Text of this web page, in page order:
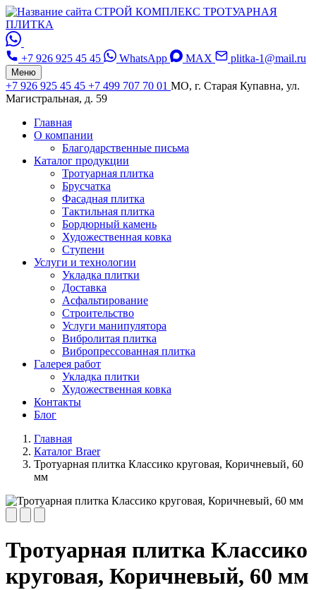
СТРОЙ КОМПЛЕКС ТРОТУАРНАЯ
ПЛИТКА
+7 926 925 45 45 WhatsApp MAX plitka-1@mail.ru
Меню
+7 926 925 45 45 +7 499 707 70 01 МО, г. Старая Купавна, ул.
Магистральная, д. 59
Главная
О компании
Благодарственные письма
Каталог продукции
Тротуарная плитка
Брусчатка
Фасадная плитка
Тактильная плитка
Бордюрный камень
Художественная ковка
Ступени
Услуги и технологии
Укладка плитки
Доставка
Асфальтирование
Строительство
Услуги манипулятора
Вибролитая плитка
Вибропрессованная плитка
Галерея работ
Укладка плитки
Художественная ковка
Контакты
Блог
Главная
Каталог Braer
Тротуарная плитка Классико круговая, Коричневый, 60
мм
Тротуарная плитка Классико
круговая, Коричневый, 60 мм